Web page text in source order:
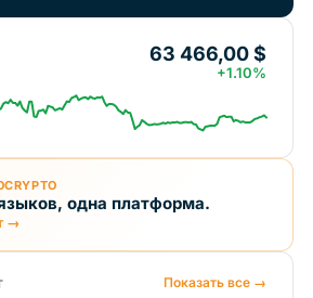
63 466,00 $
+1.10%
одна платформа.
→
Показать все →